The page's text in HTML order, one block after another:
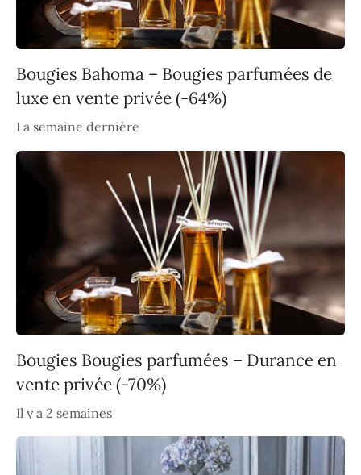
Bougies Bahoma – Bougies parfumées de
luxe en vente privée (-64%)
La semaine dernière
Bougies Bougies parfumées – Durance en
vente privée (-70%)
Il y a 2 semaines